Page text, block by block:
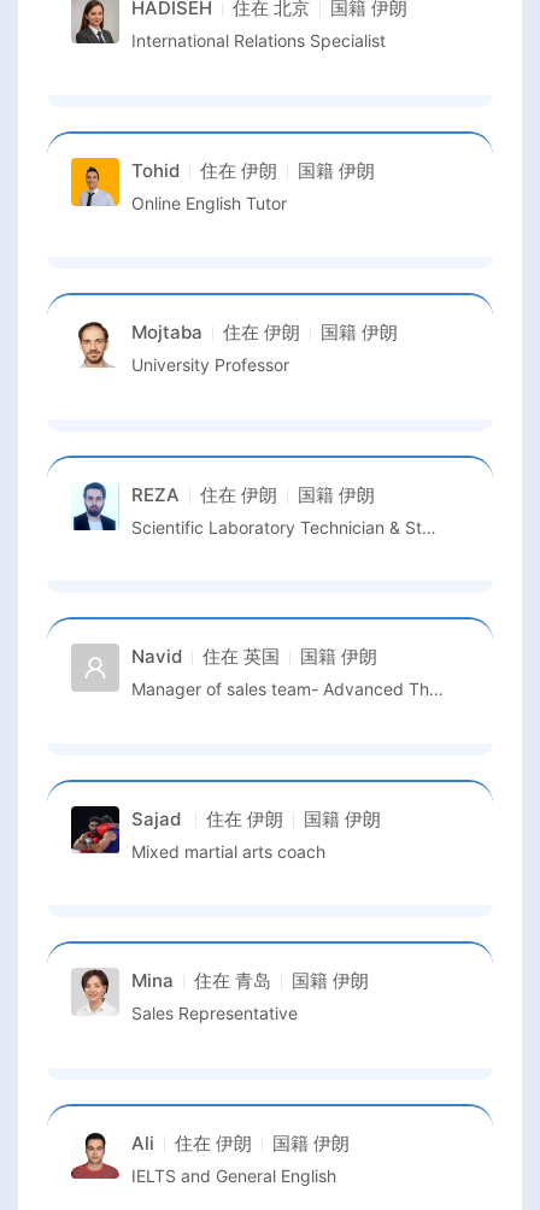
HADISEH 住在 北京 国籍 伊朗
International Relations Specialist
Tohid 住在 伊朗 国籍 伊朗
Online English Tutor
Mojtaba 住在 伊朗 国籍 伊朗
University Professor
REZA 住在 伊朗 国籍 伊朗
Scientific Laboratory Technician & Stem Cell Researcher
Navid 住在 英国 国籍 伊朗
Manager of sales team- Advanced Therapies- North Europe
Sajad 住在 伊朗 国籍 伊朗
Mixed martial arts coach
Mina 住在 青岛 国籍 伊朗
Sales Representative
Ali 住在 伊朗 国籍 伊朗
IELTS and General English